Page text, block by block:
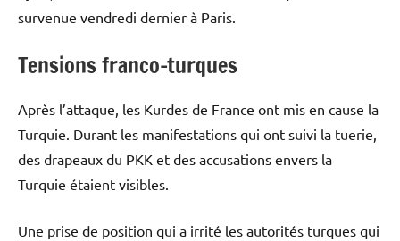
survenue vendredi dernier à Paris.
Tensions franco-turques
Après l’attaque, les Kurdes de France ont mis en cause la
Turquie. Durant les manifestations qui ont suivi la tuerie,
des drapeaux du PKK et des accusations envers la
Turquie étaient visibles.
Une prise de position qui a irrité les autorités turques qui